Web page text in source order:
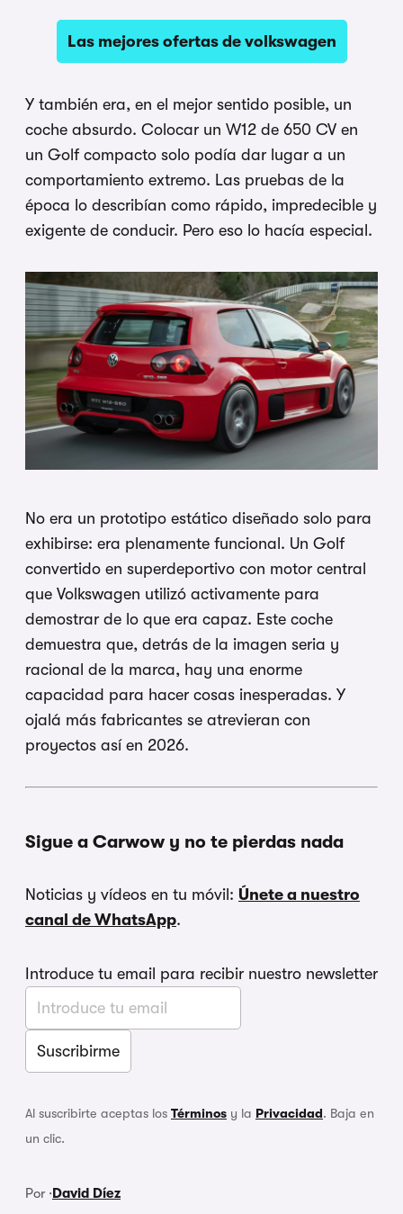
Las mejores ofertas de volkswagen
Y también era, en el mejor sentido posible, un
coche absurdo. Colocar un W12 de 650 CV en
un Golf compacto solo podía dar lugar a un
comportamiento extremo. Las pruebas de la
época lo describían como rápido, impredecible y
exigente de conducir. Pero eso lo hacía especial.
No era un prototipo estático diseñado solo para
exhibirse: era plenamente funcional. Un Golf
convertido en superdeportivo con motor central
que Volkswagen utilizó activamente para
demostrar de lo que era capaz. Este coche
demuestra que, detrás de la imagen seria y
racional de la marca, hay una enorme
capacidad para hacer cosas inesperadas. Y
ojalá más fabricantes se atrevieran con
proyectos así en 2026.
Sigue a Carwow y no te pierdas nada
Noticias y vídeos en tu móvil: Únete a nuestro
canal de WhatsApp.
Introduce tu email para recibir nuestro newsletter
Al suscribirte aceptas los Términos y la Privacidad. Baja en
un clic.
Por ·David Díez